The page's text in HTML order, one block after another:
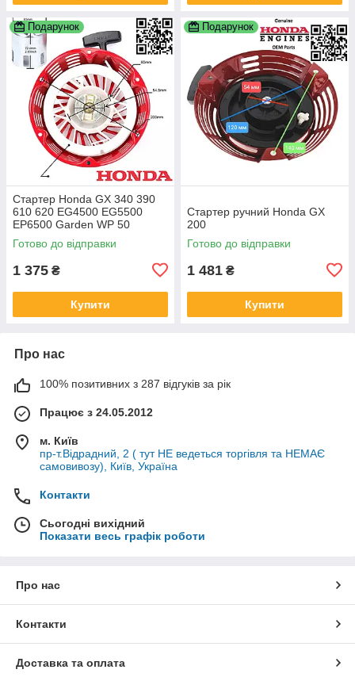
Подарунок
Стартер Honda GX 340 390
610 620 EG4500 EG5500
EP6500 Garden WP 50
Firman Forte FG 6500E Sturm
PG 8770E Kentavr 28400-
Готово до відправки
1 375 ₴
Купити
Подарунок
Стартер ручний Honda GX
200
Готово до відправки
1 481 ₴
Купити
Про нас
100% позитивних з 287 відгуків за рік
Працює з 24.05.2012
м. Київ
пр-т.Відрадний, 2 ( тут НЕ ведеться торгівля та НЕМАЄ
самовивозу), Київ, Україна
Контакти
Сьогодні вихідний
Показати весь графік роботи
Про нас
Контакти
Доставка та оплата